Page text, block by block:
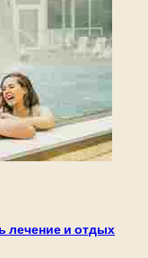
лечение и отдых